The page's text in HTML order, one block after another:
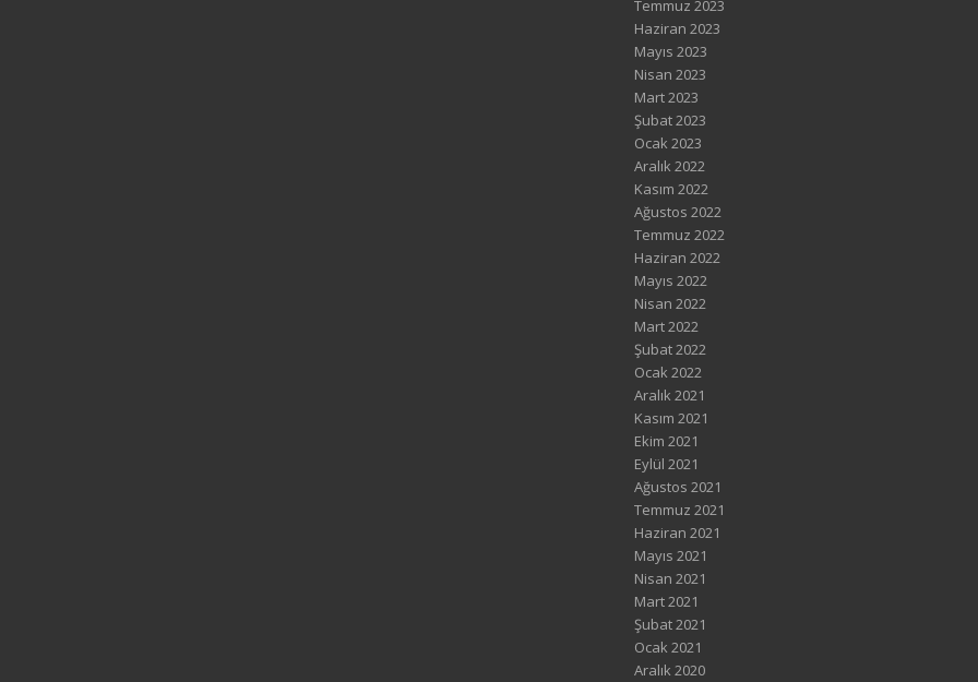
Temmuz 2023
Haziran 2023
Mayıs 2023
Nisan 2023
Mart 2023
Şubat 2023
Ocak 2023
Aralık 2022
Kasım 2022
Ağustos 2022
Temmuz 2022
Haziran 2022
Mayıs 2022
Nisan 2022
Mart 2022
Şubat 2022
Ocak 2022
Aralık 2021
Kasım 2021
Ekim 2021
Eylül 2021
Ağustos 2021
Temmuz 2021
Haziran 2021
Mayıs 2021
Nisan 2021
Mart 2021
Şubat 2021
Ocak 2021
Aralık 2020